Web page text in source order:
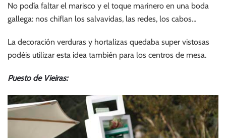
No podía faltar el marisco y el toque marinero en una boda
gallega: nos chiflan los salvavidas, las redes, los cabos…
La decoración verduras y hortalizas quedaba super vistosas
podéis utilizar esta idea también para los centros de mesa.
Puesto de Vieiras: